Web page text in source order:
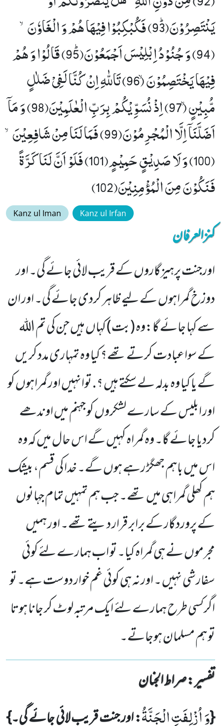
یَنْتَصِرُوْنَﭤ(93) فَكُبْكِبُوْا فِیْهَا هُمْ وَ الْغَاوٗنَۙ
(94) وَ جُنُوْدُ اِبْلِیْسَ اَجْمَعُوْنَﭤ(95) قَالُوْا وَ هُمْ
فِیْهَا یَخْتَصِمُوْنَۙ (96) تَاللّٰهِ اِنْ كُنَّا لَفِیْ ضَلٰلٍ
مُّبِیْنٍۙ (97) اِذْ نُسَوِّیْكُمْ بِرَبِّ الْعٰلَمِیْنَ(98) وَ مَاۤ
اَضَلَّنَاۤ اِلَّا الْمُجْرِمُوْنَ(99) فَمَا لَنَا مِنْ شَافِعِیْنَۙ
(100) وَ لَا صَدِیْقٍ حَمِیْمٍ(101) فَلَوْ اَنَّ لَنَا كَرَّةً
فَنَكُوْنَ مِنَ الْمُؤْمِنِیْنَ(102)
Kanz ul Iman Kanz ul Irfan
کنزالعرفان
اورجنت پرہیزگاروں کے قریب لائی جائے گی۔ اور
دوزخ گمراہوں کے لیے ظاہر کردی جائے گی۔ اور ان
سے کہا جائے گا:وہ (بت) کہاں ہیں جن کی تم اللہ
کے سواعبادت کرتے تھے؟ کیا وہ تمہاری مدد کریں
گے یا کیا وہ بدلہ لے سکتے ہیں ؟. توانہیں اور گمراہوں کو
اور ابلیس کے سارے لشکروں کو جہنم میں اوندھے
کردیا جائے گا۔ وہ گمراہ کہیں گے اس حال میں کہ وہ
اس میں باہم جھگڑ رہے ہوں گے۔ خدا کی قسم، بیشک
ہم کھلی گمراہی میں تھے۔ جب ہم تمہیں تمام جہانوں
کے پروردگار کے برابر قرار دیتے تھے۔ اور ہمیں
مجرموں نے ہی گمراہ کیا۔ تو اب ہمارے لئے کوئی
سفارشی نہیں ۔ اور نہ ہی کوئی غم خوار دوست ہے۔ تو
اگرکسی طرح ہمارے لئے ایک مرتبہ لوٹ کر جانا ہوتا
تو ہم مسلمان ہوجاتے۔
تفسیر : ‎صراط الجنان
{وَ اُزْلِفَتِ الْجَنَّةُ: اور جنت قریب لائی جائے گی۔}